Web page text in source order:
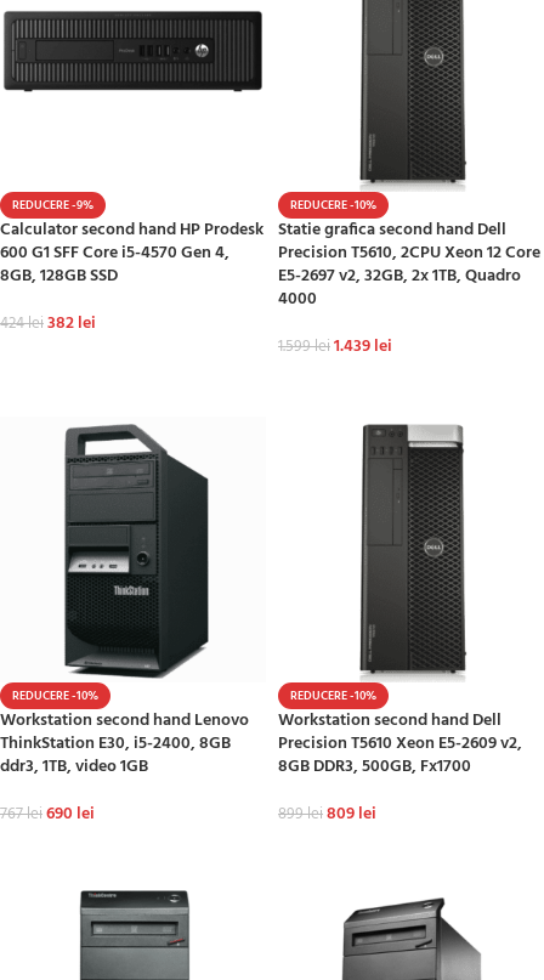
REDUCERE -9%
Calculator second hand HP Prodesk
600 G1 SFF Core i5-4570 Gen 4,
8GB, 128GB SSD
424lei382lei
REDUCERE -10%
Statie grafica second hand Dell
Precision T5610, 2CPU Xeon 12 Core
E5-2697 v2, 32GB, 2x 1TB, Quadro
4000
1.599lei1.439lei
REDUCERE -10%
Workstation second hand Lenovo
ThinkStation E30, i5-2400, 8GB
ddr3, 1TB, video 1GB
767lei690 lei
REDUCERE -10%
Workstation second hand Dell
Precision T5610 Xeon E5-2609 v2,
8GB DDR3, 500GB, Fx1700
899lei809lei